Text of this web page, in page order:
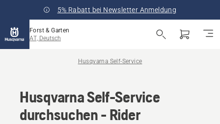
5% Rabatt bei Newsletter Anmeldung
Forst & Garten
AT, Deutsch
Husqvarna Self-Service
Husqvarna Self-Service
durchsuchen - Rider